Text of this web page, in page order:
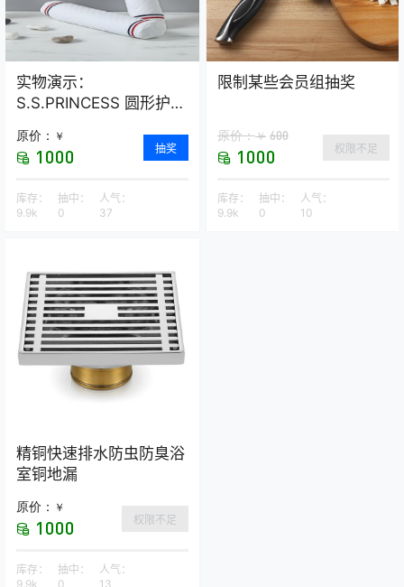
实物演示：
S.S.PRINCESS 圆形护颈
原价： ￥
1000 抽奖
库存：
9.9k
抽中：
0
人气：
37
限制某些会员组抽奖
原价：￥ 600
1000 权限不足
库存：
9.9k
抽中：
0
人气：
10
精铜快速排水防虫防臭浴
室铜地漏
原价： ￥
1000 权限不足
库存：
9.9k
抽中：
0
人气：
13